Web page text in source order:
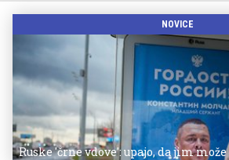
NOVICE
Ruske 'črne vdove': upajo, da jim